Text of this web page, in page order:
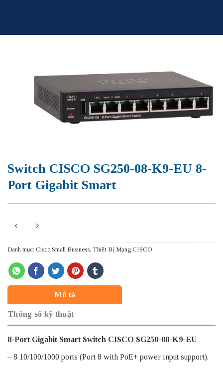
Switch CISCO SG250-08-K9-EU 8-
Port Gigabit Smart
Danh mục: Cisco Small Business Thiết Bị Mạng CISCO
Mô tả
Thông số kỹ thuật
8-Port Gigabit Smart Switch CISCO SG250-08-K9-EU
– 8 10/100/1000 ports (Port 8 with PoE+ power input support).